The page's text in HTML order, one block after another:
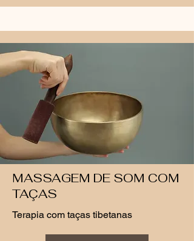
MASSAGEM DE SOM COM
TAÇAS
Terapia com taças tibetanas